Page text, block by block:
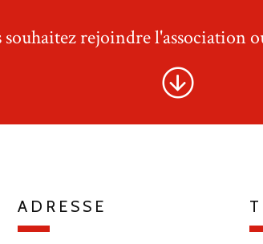
souhaitez rejoindre l'association
ADRESSE